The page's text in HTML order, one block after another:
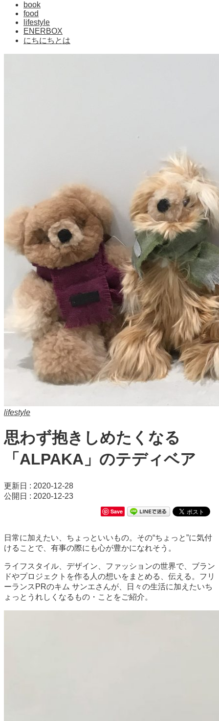
book
food
lifestyle
ENERBOX
にちにちとは
lifestyle
思わず抱きしめたくなる
「ALPAKA」のテディベア
更新日 : 2020-12-28
公開日 : 2020-12-23
Save
日常に加えたい、ちょっといいもの。その“ちょっと”に気付
けることで、有事の際にも心が豊かになれそう。
ライフスタイル、デザイン、ファッションの世界で、ブラン
ドやプロジェクトを作る人の想いをまとめる、伝える。フリ
ーランスPRのキム サンエさんが、日々の生活に加えたいち
ょっとうれしくなるもの・ことをご紹介。